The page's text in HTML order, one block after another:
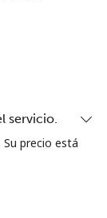
servicio.
precio está